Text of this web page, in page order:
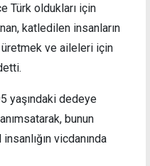
Türk oldukları için
katledilen insanların
ve aileleri için
yaşındaki dedeye
bunun
vicdanında